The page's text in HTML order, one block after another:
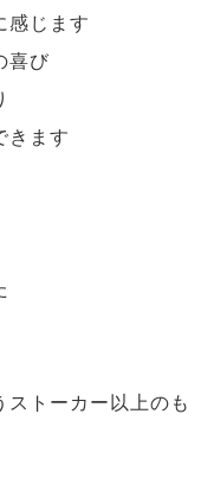
感じます
喜び
きます
トーカー以上のも